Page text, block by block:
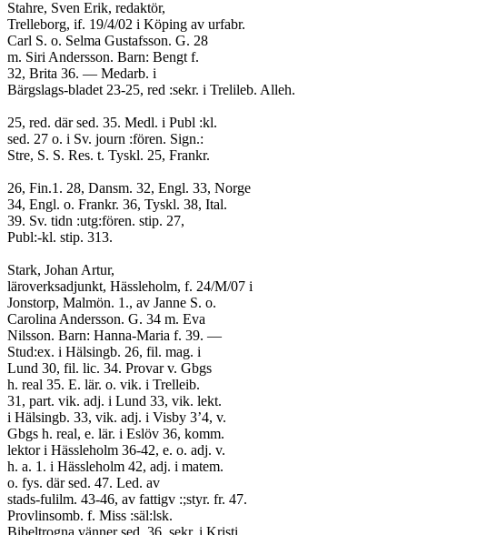
Stahre, Sven Erik, redaktör,
Trelleborg, if. 19/4/02 i Köping av urfabr.
Carl S. o. Selma Gustafsson. G. 28
m. Siri Andersson. Barn: Bengt f.
32, Brita 36. — Medarb. i
Bärgslags-bladet 23-25, red :sekr. i Trelileb. Alleh.
25, red. där sed. 35. Medl. i Publ :kl.
sed. 27 o. i Sv. journ :fören. Sign.:
Stre, S. S. Res. t. Tyskl. 25, Frankr.
26, Fin.1. 28, Dansm. 32, Engl. 33, Norge
34, Engl. o. Frankr. 36, Tyskl. 38, Ital.
39. Sv. tidn :utg:fören. stip. 27,
Publ:-kl. stip. 313.
Stark, Johan Artur,
läroverksadjunkt, Hässleholm, f. 24/M/07 i
Jonstorp, Malmön. 1., av Janne S. o.
Carolina Andersson. G. 34 m. Eva
Nilsson. Barn: Hanna-Maria f. 39. —
Stud:ex. i Hälsingb. 26, fil. mag. i
Lund 30, fil. lic. 34. Provar v. Gbgs
h. real 35. E. lär. o. vik. i Trelleib.
31, part. vik. adj. i Lund 33, vik. lekt.
i Hälsingb. 33, vik. adj. i Visby 3’4, v.
Gbgs h. real, e. lär. i Eslöv 36, komm.
lektor i Hässleholm 36-42, e. o. adj. v.
h. a. 1. i Hässleholm 42, adj. i matem.
o. fys. där sed. 47. Led. av
stads-fulilm. 43-46, av fattigv :;styr. fr. 47.
Provlinsomb. f. Miss :säl:lsk.
Bibeltrogna vänner sed. 36, sekr. i Kristi,